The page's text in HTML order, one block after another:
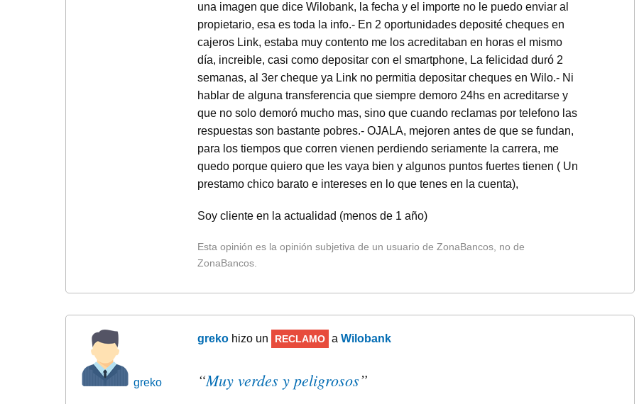
una imagen que dice Wilobank, la fecha y el importe no le puedo enviar al
propietario, esa es toda la info.- En 2 oportunidades deposité cheques en
cajeros Link, estaba muy contento me los acreditaban en horas el mismo
día, increible, casi como depositar con el smartphone, La felicidad duró 2
semanas, al 3er cheque ya Link no permitia depositar cheques en Wilo.- Ni
hablar de alguna transferencia que siempre demoro 24hs en acreditarse y
que no solo demoró mucho mas, sino que cuando reclamas por telefono las
respuestas son bastante pobres.- OJALA, mejoren antes de que se fundan,
para los tiempos que corren vienen perdiendo seriamente la carrera, me
quedo porque quiero que les vaya bien y algunos puntos fuertes tienen ( Un
prestamo chico barato e intereses en lo que tenes en la cuenta),
Soy cliente en la actualidad (menos de 1 año)
Esta opinión es la opinión subjetiva de un usuario de ZonaBancos, no de
ZonaBancos.
greko
grekohizo un RECLAMO a Wilobank
“Muy verdes y peligrosos”